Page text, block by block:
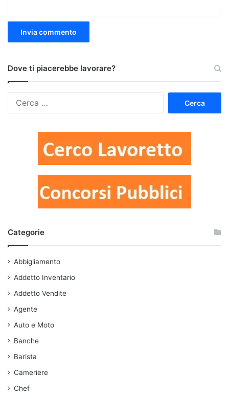
Dove ti piacerebbe lavorare?
Categorie
Abbigliamento
Addetto Inventario
Addetto Vendite
Agente
Auto e Moto
Banche
Barista
Cameriere
Chef